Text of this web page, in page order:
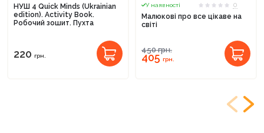
НУШ 4 Quick Minds (Ukrainian
edition). Activity Book.
Робочий зошит. Пухта
220 грн.
У наявності
0
Малюкові про все цікаве на
світі
450грн.
405грн.